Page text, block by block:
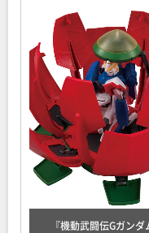
『機動武闘伝Gガン